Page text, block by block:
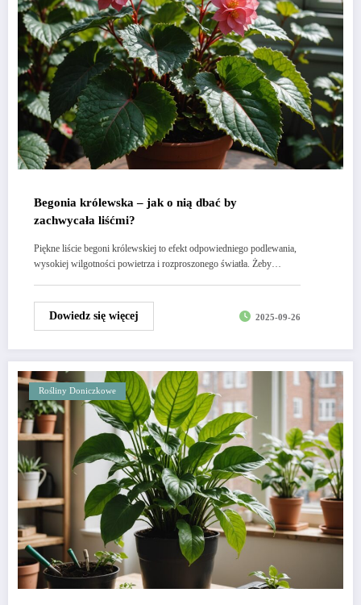
Begonia królewska – jak o nią dbać by
zachwycała liśćmi?
Piękne liście begoni królewskiej to efekt odpowiedniego podlewania,
wysokiej wilgotności powietrza i rozproszonego światła. Żeby…
Dowiedz się więcej 2025-09-26
Rośliny Doniczkowe